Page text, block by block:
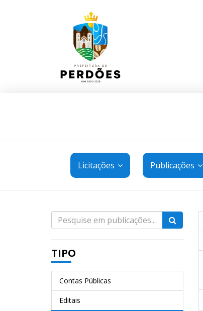
Licitações Publicações
TIPO
Contas Públicas
Editais